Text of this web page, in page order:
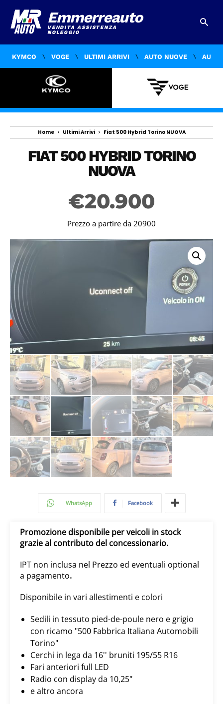
Emmerreauto
VENDITA ASSISTENZA
NOLEGGIO
KYMCO VOGE ULTIMI ARRIVI AUTO NUOVE AUTO
Home Ultimi Arrivi Fiat 500 Hybrid Torino NUOVA
FIAT 500 HYBRID TORINO
NUOVA
€20.900
Prezzo a partire da 20900
WhatsApp Facebook
Promozione disponibile per veicoli in stock
grazie al contributo del concessionario.
IPT non inclusa nel Prezzo ed eventuali optional
a pagamento.
Disponibile in vari allestimenti e colori
Sedili in tessuto pied-de-poule nero e grigio
con ricamo "500 Fabbrica Italiana Automobili
Torino"
Cerchi in lega da 16'' bruniti 195/55 R16
Fari anteriori full LED
Radio con display da 10,25"
e altro ancora